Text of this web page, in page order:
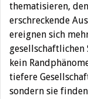
thematisieren,
erschreckende
ereignen sich
gesellschaftlichen
kein
tiefere
sondern sie